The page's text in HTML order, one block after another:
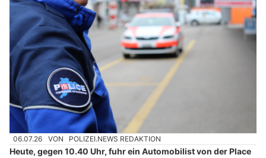
06.07.26 VON POLIZEI.NEWS REDAKTION
Heute, gegen 10.40 Uhr, fuhr ein Automobilist von der Place